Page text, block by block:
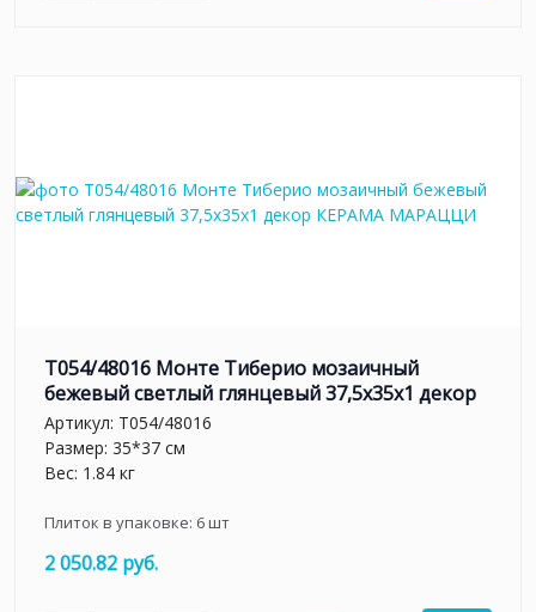
T054/48016 Монте Тиберио мозаичный
бежевый светлый глянцевый 37,5x35x1 декор
Артикул: T054/48016
Размер: 35*37 см
Вес: 1.84 кг
Плиток в упаковке: 6шт
2 050.82 руб.